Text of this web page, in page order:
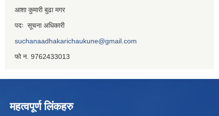
आशा कुमारी बुढा मगर
पदः सूचना अधिकारी
suchanaadhakarichaukune@gmail.com
फो न. 9762433013
महत्वपूर्ण लिंकहरु